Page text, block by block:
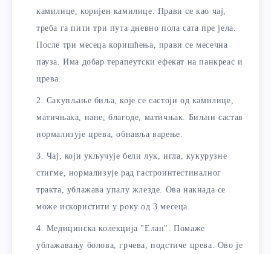
камилице, коријен камилице. Прави се као чај,
треба га пити три пута дневно пола сата пре јела.
После три месеца коришћења, прави се месечна
пауза. Има добар терапеутски ефекат на панкреас и
црева.
Сакупљање биља, које се састоји од камилице,
матичњака, нане, благоде, матичњак. Биљни састав
нормализује црева, обнавља варење.
Чај, који укључује бели лук, игла, кукурузне
стигме, нормализује рад гастроинтестиналног
тракта, ублажава упалу жлезде. Ова накнада се
може искористити у року од 3 месеца.
Медицинска колекција "Елан". Помаже
ублажавању болова, грчева, подстиче црева. Ово је